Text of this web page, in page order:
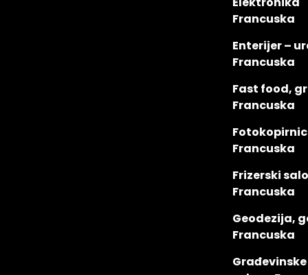
Francuska
Enterijer –
Francuska
Fast food,
Francuska
Francuska
Frizerski
Francuska
Geodezija,
Francuska